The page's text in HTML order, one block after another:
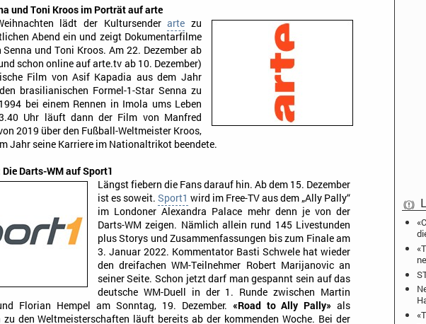
und Toni Kroos im Porträt auf arte
lädt der Kultursenderarte zu
Abend ein und zeigt Dokumentarfilme
Senna und Toni Kroos. Am 22. Dezember ab
schon online auf arte.tv ab 10. Dezember)
Film von Asif Kapadia aus dem Jahr
brasilianischen Formel-1-Star Senna zu
bei einem Rennen in Imola ums Leben
Uhr läuft dann der Film von Manfred
2019 über den Fußball-Weltmeister Kroos,
Jahr seine Karriere im Nationaltrikot beendete.
Die Darts-WM auf Sport1
Längst fiebern die Fans darauf hin. Ab dem 15. Dezember
ist es soweit. Sport1 wird im Free-TV aus dem „Ally Pally“
im Londoner Alexandra Palace mehr denn je von der
Darts-WM zeigen. Nämlich allein rund 145 Livestunden
plus Storys und Zusammenfassungen bis zum Finale am
3. Januar 2022. Kommentator Basti Schwele hat wieder
den dreifachen WM-Teilnehmer Robert Marijanovic an
seiner Seite. Schon jetzt darf man gespannt sein auf das
deutsche WM-Duell in der 1. Runde zwischen Martin
Florian Hempel am Sonntag, 19. Dezember. «Road to Ally Pally» als
zu den Weltmeisterschaften läuft bereits ab der kommenden Woche. Bei der